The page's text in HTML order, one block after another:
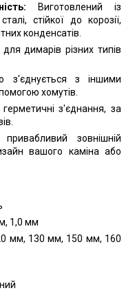
Виготовлений із
стійкої до корозії,
конденсатів.
для димарів різних типів
з'єднується з іншими
хомутів.
з'єднання, за
зовнішній
вашого каміна або
1,0 мм
мм, 130 мм, 150 мм, 160